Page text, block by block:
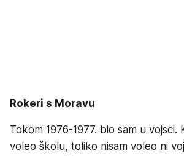
Rokeri s Moravu
Tokom 1976-1977. bio sam u vojsci.
voleo školu, toliko nisam voleo ni